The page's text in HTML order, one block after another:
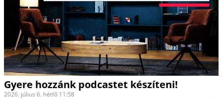
Gyere hozzánk podcastet készíteni!
2026. július 6. hétfő 11:58